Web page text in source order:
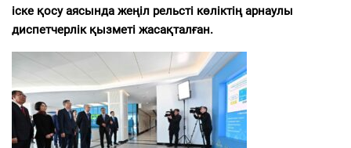
іске қосу аясында жеңіл рельсті көліктің арнаулы
диспетчерлік қызметі жасақталған.